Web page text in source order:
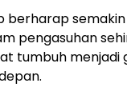
berharap
pengasuhan
tumbuh menjadi